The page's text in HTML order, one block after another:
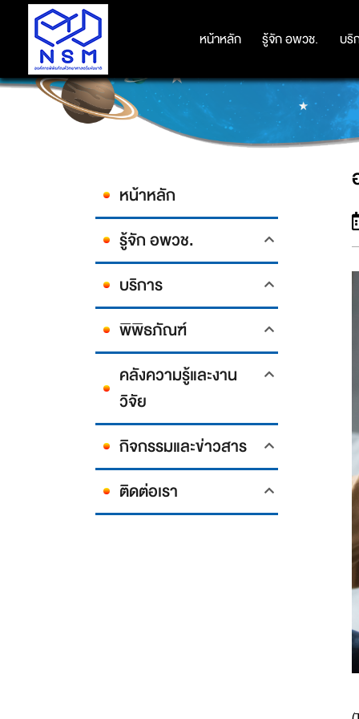
หน้าหลัก รู้จัก อพวช. บริ
หน้าหลัก รู้จัก อพวช. บริ
หน้าหลัก
รู้จัก อพวช.
บริการ
พิพิธภัณฑ์
คลังความรู้และงาน
วิจัย
กิจกรรมและข่าวสาร
ติดต่อเรา